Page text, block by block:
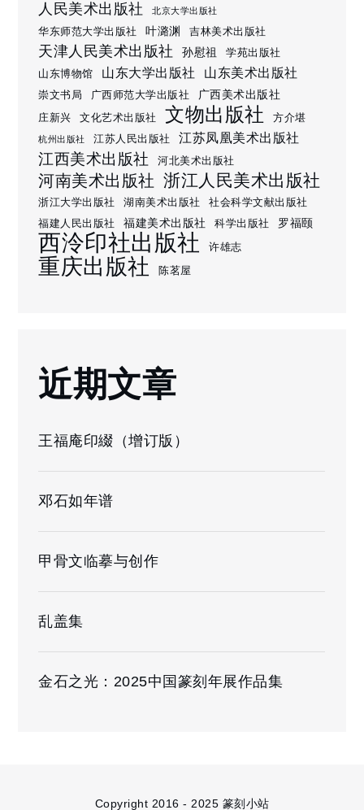
人民美术出版社 北京大学出版社
华东师范大学出版社 叶潞渊 吉林美术出版社
天津人民美术出版社 孙慰祖
学苑出版社
山东博物馆
山东大学出版社 山东美术出版社
崇文书局 广西师范大学出版社 广西美术出版社
庄新兴 文化艺术出版社 文物出版社 方介堪
杭州出版社 江苏人民出版社 江苏凤凰美术出版社
江西美术出版社 河北美术出版社
河南美术出版社 浙江人民美术出版社
浙江大学出版社 湖南美术出版社
社会科学文献出版社
福建人民出版社
福建美术出版社 科学出版社 罗福颐
西泠印社出版社 许雄志
重庆出版社 陈茗屋
近期文章
王福庵印綴（增订版）
邓石如年谱
甲骨文临摹与创作
乱盖集
金石之光：2025中国篆刻年展作品集
Copyright 2016 - 2025 篆刻小站